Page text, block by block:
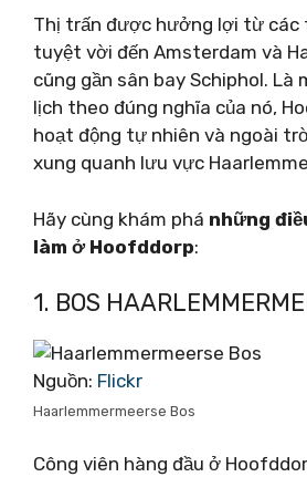
Thị trấn được hưởng lợi từ các
tuyệt vời đến Amsterdam và
cũng gần sân bay Schiphol. Là
lịch theo đúng nghĩa của nó,
hoạt động tự nhiên và ngoài
xung quanh lưu vực
Hãy cùng khám phá những
làm ở Hoofddorp:
1. BOS
Nguồn: Flickr
Haarlemmermeerse Bos
Công viên hàng đầu ở